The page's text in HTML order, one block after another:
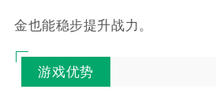
金也能稳步提升战力。
游戏优势